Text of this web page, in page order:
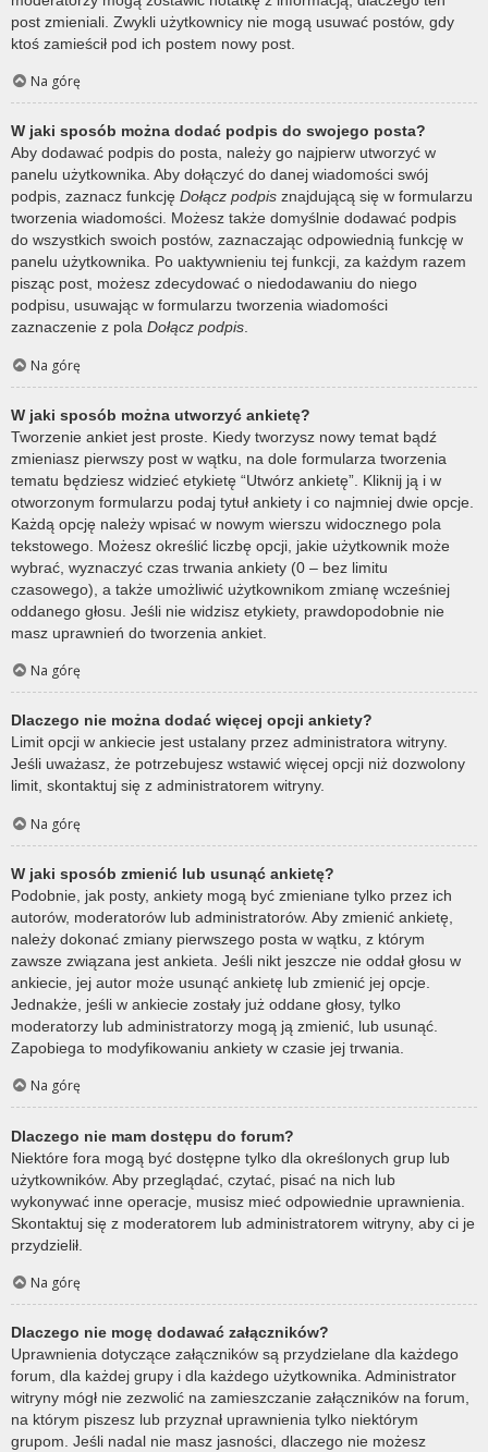
post zmieniali. Zwykli użytkownicy nie mogą usuwać postów, gdy
ktoś zamieścił pod ich postem nowy post.
Na górę
W jaki sposób można dodać podpis do swojego posta?
Aby dodawać podpis do posta, należy go najpierw utworzyć w
panelu użytkownika. Aby dołączyć do danej wiadomości swój
podpis, zaznacz funkcję Dołącz podpis znajdującą się w formularzu
tworzenia wiadomości. Możesz także domyślnie dodawać podpis
do wszystkich swoich postów, zaznaczając odpowiednią funkcję w
panelu użytkownika. Po uaktywnieniu tej funkcji, za każdym razem
pisząc post, możesz zdecydować o niedodawaniu do niego
podpisu, usuwając w formularzu tworzenia wiadomości
zaznaczenie z pola Dołącz podpis.
Na górę
W jaki sposób można utworzyć ankietę?
Tworzenie ankiet jest proste. Kiedy tworzysz nowy temat bądź
zmieniasz pierwszy post w wątku, na dole formularza tworzenia
tematu będziesz widzieć etykietę “Utwórz ankietę”. Kliknij ją i w
otworzonym formularzu podaj tytuł ankiety i co najmniej dwie opcje.
Każdą opcję należy wpisać w nowym wierszu widocznego pola
tekstowego. Możesz określić liczbę opcji, jakie użytkownik może
wybrać, wyznaczyć czas trwania ankiety (0 – bez limitu
czasowego), a także umożliwić użytkownikom zmianę wcześniej
oddanego głosu. Jeśli nie widzisz etykiety, prawdopodobnie nie
masz uprawnień do tworzenia ankiet.
Na górę
Dlaczego nie można dodać więcej opcji ankiety?
Limit opcji w ankiecie jest ustalany przez administratora witryny.
Jeśli uważasz, że potrzebujesz wstawić więcej opcji niż dozwolony
limit, skontaktuj się z administratorem witryny.
Na górę
W jaki sposób zmienić lub usunąć ankietę?
Podobnie, jak posty, ankiety mogą być zmieniane tylko przez ich
autorów, moderatorów lub administratorów. Aby zmienić ankietę,
należy dokonać zmiany pierwszego posta w wątku, z którym
zawsze związana jest ankieta. Jeśli nikt jeszcze nie oddał głosu w
ankiecie, jej autor może usunąć ankietę lub zmienić jej opcje.
Jednakże, jeśli w ankiecie zostały już oddane głosy, tylko
moderatorzy lub administratorzy mogą ją zmienić, lub usunąć.
Zapobiega to modyfikowaniu ankiety w czasie jej trwania.
Na górę
Dlaczego nie mam dostępu do forum?
Niektóre fora mogą być dostępne tylko dla określonych grup lub
użytkowników. Aby przeglądać, czytać, pisać na nich lub
wykonywać inne operacje, musisz mieć odpowiednie uprawnienia.
Skontaktuj się z moderatorem lub administratorem witryny, aby ci je
przydzielił.
Na górę
Dlaczego nie mogę dodawać załączników?
Uprawnienia dotyczące załączników są przydzielane dla każdego
forum, dla każdej grupy i dla każdego użytkownika. Administrator
witryny mógł nie zezwolić na zamieszczanie załączników na forum,
na którym piszesz lub przyznał uprawnienia tylko niektórym
grupom. Jeśli nadal nie masz jasności, dlaczego nie możesz